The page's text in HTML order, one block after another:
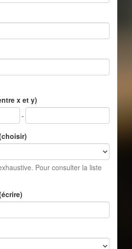
x et y)
-
Pour consulter la liste